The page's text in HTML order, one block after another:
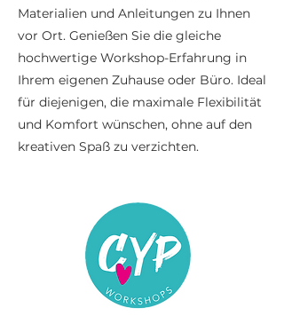
Materialien und Anleitungen zu Ihnen
vor Ort. Genießen Sie die gleiche
hochwertige Workshop-Erfahrung in
Ihrem eigenen Zuhause oder Büro. Ideal
für diejenigen, die maximale Flexibilität
und Komfort wünschen, ohne auf den
kreativen Spaß zu verzichten.